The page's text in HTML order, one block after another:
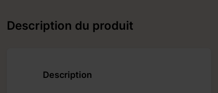
Description du produit
Description